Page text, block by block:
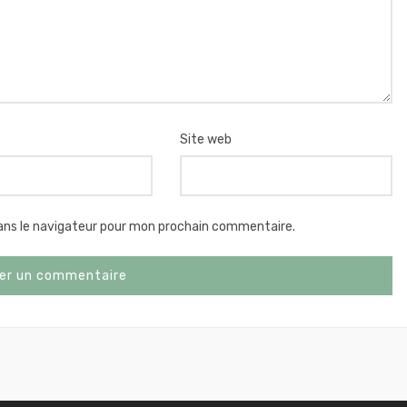
Site web
le navigateur pour mon prochain commentaire.